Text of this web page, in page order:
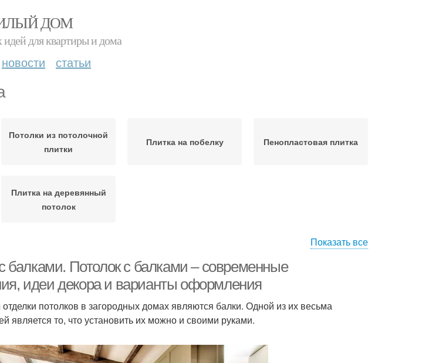
ДОМ
для квартиры и дома
новости статьи
Потолки из потолочной
плитки
Плитка на побелку Пенопластовая плитка
Плитка на деревянный
потолок
Показать все
балками. Потолок с балками – современные
идеи декора и варианты оформления
потолков в загородных домах являются балки. Одной из их весьма
является то, что установить их можно и своими руками.